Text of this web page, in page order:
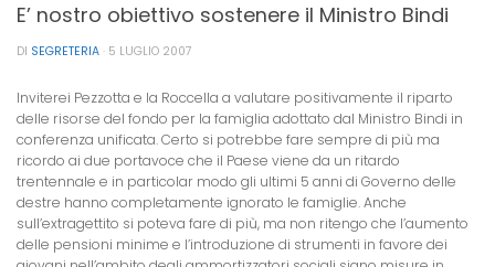
E’ nostro obiettivo sostenere il Ministro Bindi
DI SEGRETERIA · 5 LUGLIO 2007
Inviterei Pezzotta e la Roccella a valutare positivamente il riparto
delle risorse del fondo per la famiglia adottato dal Ministro Bindi in
conferenza unificata. Certo si potrebbe fare sempre di più ma
ricordo ai due portavoce che il Paese viene da un ritardo
trentennale e in particolar modo gli ultimi 5 anni di Governo delle
destre hanno completamente ignorato le famiglie. Anche
sull’extragettito si poteva fare di più, ma non ritengo che l’aumento
delle pensioni minime e l’introduzione di strumenti in favore dei